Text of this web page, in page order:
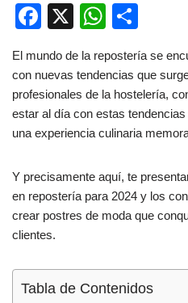
F
c
e
b
o
o
k
X
W
at
s
A
p
p
m
p
ar
tir
El mundo de la repostería se
con nuevas tendencias que
profesionales de la hostelería,
estar al día con estas
una experiencia culinaria
Y precisamente aquí, te
en repostería para 2024 y los
crear postres de moda que
clientes.
Tabla de Contenidos